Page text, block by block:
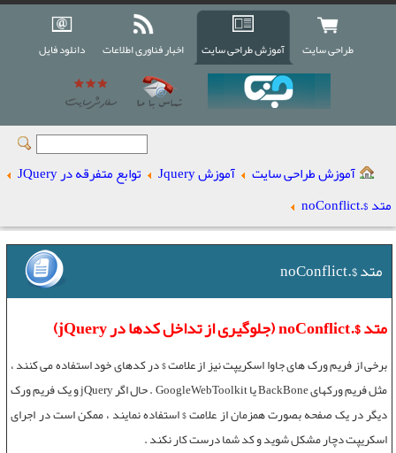
طراحی سایت آموزش طراحی سایت اخبار فناوری اطلاعات دانلود فایل
آموزش طراحی سایت آموزش Jquery
توابع متفرقه در JQuery
متد $.noConflict
متد $.noConflict
متد $.noConflict (جلوگیری از تداخل کدها در jQuery)
برخی از فریم ورک هایجاوا اسکریپتنیز از علامت $ در کدهای خود استفاده می کنند ،
مثل فریم ورکهای BackBone یا GoogleWebToolkit . حال اگر
jQueryو یک فریم ورک
دیگر در یک صفحه بصورت همزمان از علامت $ استفاده نمایند ، ممکن است در اجرای
اسکریپت دچار مشکل شوید و کد شما درست کار نکند .